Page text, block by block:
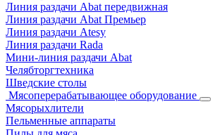
Линия раздачи Abat передвижная
Линия раздачи Abat Премьер
Линия раздачи Atesy
Линия раздачи Rada
Мини-линия раздачи Abat
Челябторгтехника
Шведские столы
Мясоперерабатывающее оборудование
Мясорыхлители
Пельменные аппараты